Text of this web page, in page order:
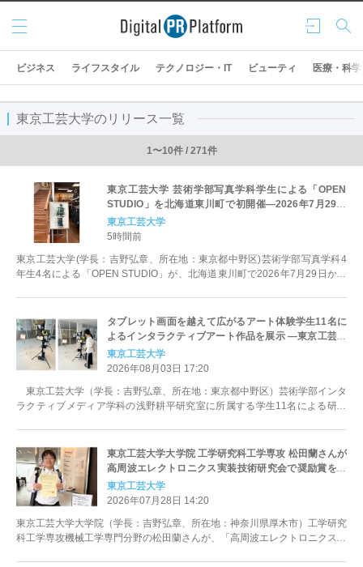
ログ
イン
検索
メニ
ュー
ビジネス ライフスタイル テクノロジー・IT ビューティ 医療・科学
東京工芸大学のリリース一覧
1〜10件 / 271件
東京工芸大学 芸術学部写真学科学生による「OPEN
STUDIO」を北海道東川町で初開催―2026年7月29日
（水）から8月23日（日）―
東京工芸大学
5時間前
東京工芸大学(学長：吉野弘章、所在地：東京都中野区)芸術学部写真学科4
年生4名による「OPEN STUDIO」が、北海道東川町で2026年7月29日から
タブレット画面を越えて広がるアート体験学生11名に
よるインタラクティブアート作品を展示 ―東京工芸大
学 芸術学部 インタラクティブメディア学科―
東京工芸大学
2026年08月03日 17:20
東京工芸大学（学長：吉野弘章、所在地：東京都中野区）芸術学部インタ
ラクティブメディア学科の浅野耕平研究室に所属する学生11名による研究
東京工芸大学大学院 工学研究科工学専攻 松田蘭さんが
高周波エレクトロニクス実装技術研究会で奨励賞を受
賞
東京工芸大学
2026年07月28日 14:20
東京工芸大学大学院（学長：吉野弘章、所在地：神奈川県厚木市）工学研究
科工学専攻機械工学専門分野の松田蘭さんが、「高周波エレクトロニクス実